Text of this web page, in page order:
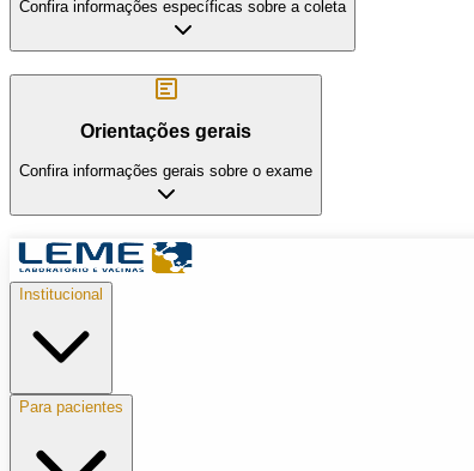
Confira informações específicas sobre a coleta
Orientações gerais
Confira informações gerais sobre o exame
Institucional
Para pacientes